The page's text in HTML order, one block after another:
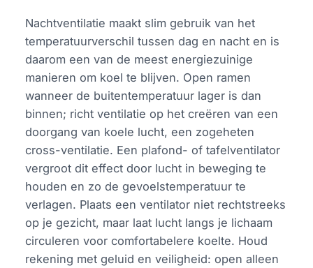
Nachtventilatie maakt slim gebruik van het
temperatuurverschil tussen dag en nacht en is
daarom een van de meest energiezuinige
manieren om koel te blijven. Open ramen
wanneer de buitentemperatuur lager is dan
binnen; richt ventilatie op het creëren van een
doorgang van koele lucht, een zogeheten
cross-ventilatie. Een plafond- of tafelventilator
vergroot dit effect door lucht in beweging te
houden en zo de gevoelstemperatuur te
verlagen. Plaats een ventilator niet rechtstreeks
op je gezicht, maar laat lucht langs je lichaam
circuleren voor comfortabelere koelte. Houd
rekening met geluid en veiligheid: open alleen